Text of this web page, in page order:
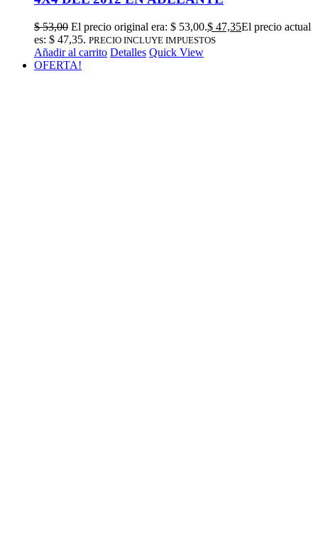
$53,00 El precio original era: $ 53,00.$ 47,35El precio actual
es: $ 47,35. PRECIO INCLUYE IMPUESTOS
Añadir al carrito Detalles Quick View
OFERTA!